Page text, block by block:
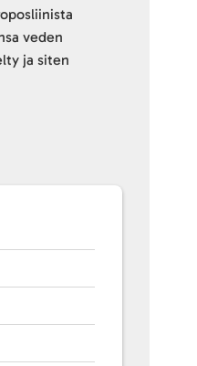
veden
ja siten